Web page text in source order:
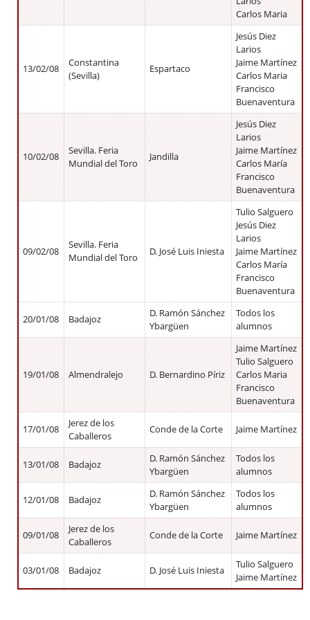
Carlos Maria
13/02/08
Constantina
(Sevilla)
Espartaco
Jesús Diez
Larios
Jaime Martínez
Carlos Maria
Francisco
Buenaventura
10/02/08
Sevilla. Feria
Mundial del Toro
Jandilla
Jesús Diez
Larios
Jaime Martínez
Carlos María
Francisco
Buenaventura
09/02/08
Sevilla. Feria
Mundial del Toro
D. José Luis Iniesta
Tulio Salguero
Jesús Diez
Larios
Jaime Martínez
Carlos María
Francisco
Buenaventura
20/01/08 Badajoz
D. Ramón Sánchez
Ybargüen
Todos los
alumnos
19/01/08 Almendralejo D. Bernardino Píriz
Jaime Martínez
Tulio Salguero
Carlos Maria
Francisco
Buenaventura
17/01/08
Jerez de los
Caballeros
Conde de la Corte Jaime Martínez
13/01/08 Badajoz
D. Ramón Sánchez
Ybargüen
Todos los
alumnos
12/01/08 Badajoz
D. Ramón Sánchez
Ybargüen
Todos los
alumnos
09/01/08
Jerez de los
Caballeros
Conde de la Corte Jaime Martínez
03/01/08 Badajoz D. José Luis Iniesta
Tulio Salguero
Jaime Martínez